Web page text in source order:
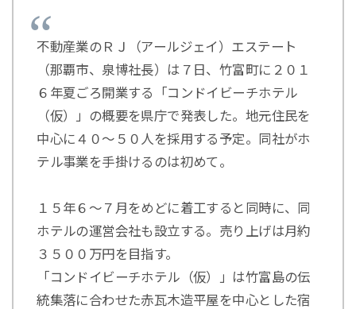
不動産業のＲＪ（アールジェイ）エステート
（那覇市、泉博社長）は７日、竹富町に２０１
６年夏ごろ開業する「コンドイビーチホテル
（仮）」の概要を県庁で発表した。地元住民を
中心に４０～５０人を採用する予定。同社がホ
テル事業を手掛けるのは初めて。
１５年６～７月をめどに着工すると同時に、同
ホテルの運営会社も設立する。売り上げは月約
３５００万円を目指す。
「コンドイビーチホテル（仮）」は竹富島の伝
統集落に合わせた赤瓦木造平屋を中心とした宿